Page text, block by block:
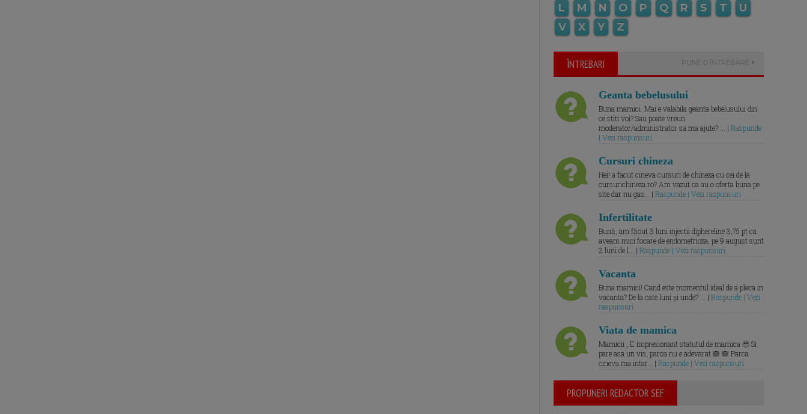
L
M N O P Q R S T
U
V
X Y Z
ÎNTREBARI PUNE O ÎNTREBARE
Geanta bebelusului
Buna mamici. Mai e valabila geanta bebelusului din
ce stiti voi? Sau poate vreun
moderator/administrator sa ma ajute? ... | Raspunde
| Vezi raspunsuri
Cursuri chineza
Hei! a facut cineva cursuri de chineza cu cei de la
cursurichineza.ro? Am vazut ca au o oferta buna pe
site dar nu gas... | Raspunde | Vezi raspunsuri
Infertilitate
Bună, am făcut 3 luni injectii diphereline 3,75 pt ca
aveam mici focare de endometrioza, pe 9 august sunt
2 luni de l... | Raspunde | Vezi raspunsuri
Vacanta
Buna mamici! Cand este momentul ideal de a pleca in
vacanta? De la cate luni și unde? ... | Raspunde | Vezi
raspunsuri
Viata de mamica
Mamicii , E impresionant statutul de mamica 🥹 Si
pare asa un vis, parca nu e adevarat 🙈 🙈 Parca
cineva ma intar... | Raspunde | Vezi raspunsuri
PROPUNERI REDACTOR SEF